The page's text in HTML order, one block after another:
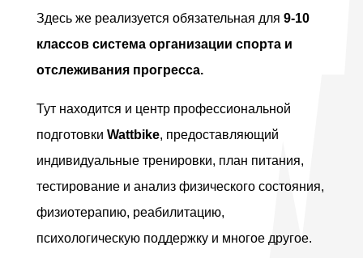
Здесь же реализуется обязательная для 9-10
классов система организации спорта и
отслеживания прогресса.
Тут находится и центр профессиональной
подготовки Wattbike, предоставляющий
индивидуальные тренировки, план питания,
тестирование и анализ физического состояния,
физиотерапию, реабилитацию,
психологическую поддержку и многое другое.